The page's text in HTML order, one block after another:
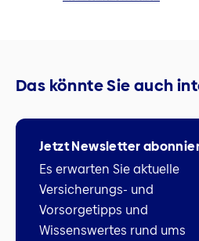
Das könnte Sie auch
Jetzt Newsletter
Es erwarten Sie aktuelle
Versicherungs- und
Vorsorgetipps und
Wissenswertes rund ums